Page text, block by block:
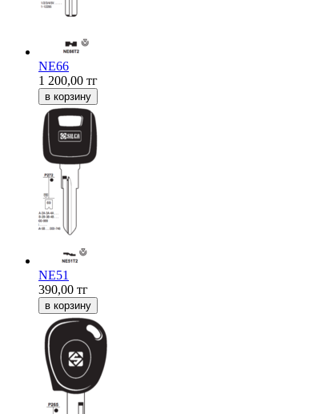
NE66
1 200,00 тг
NE51
390,00 тг